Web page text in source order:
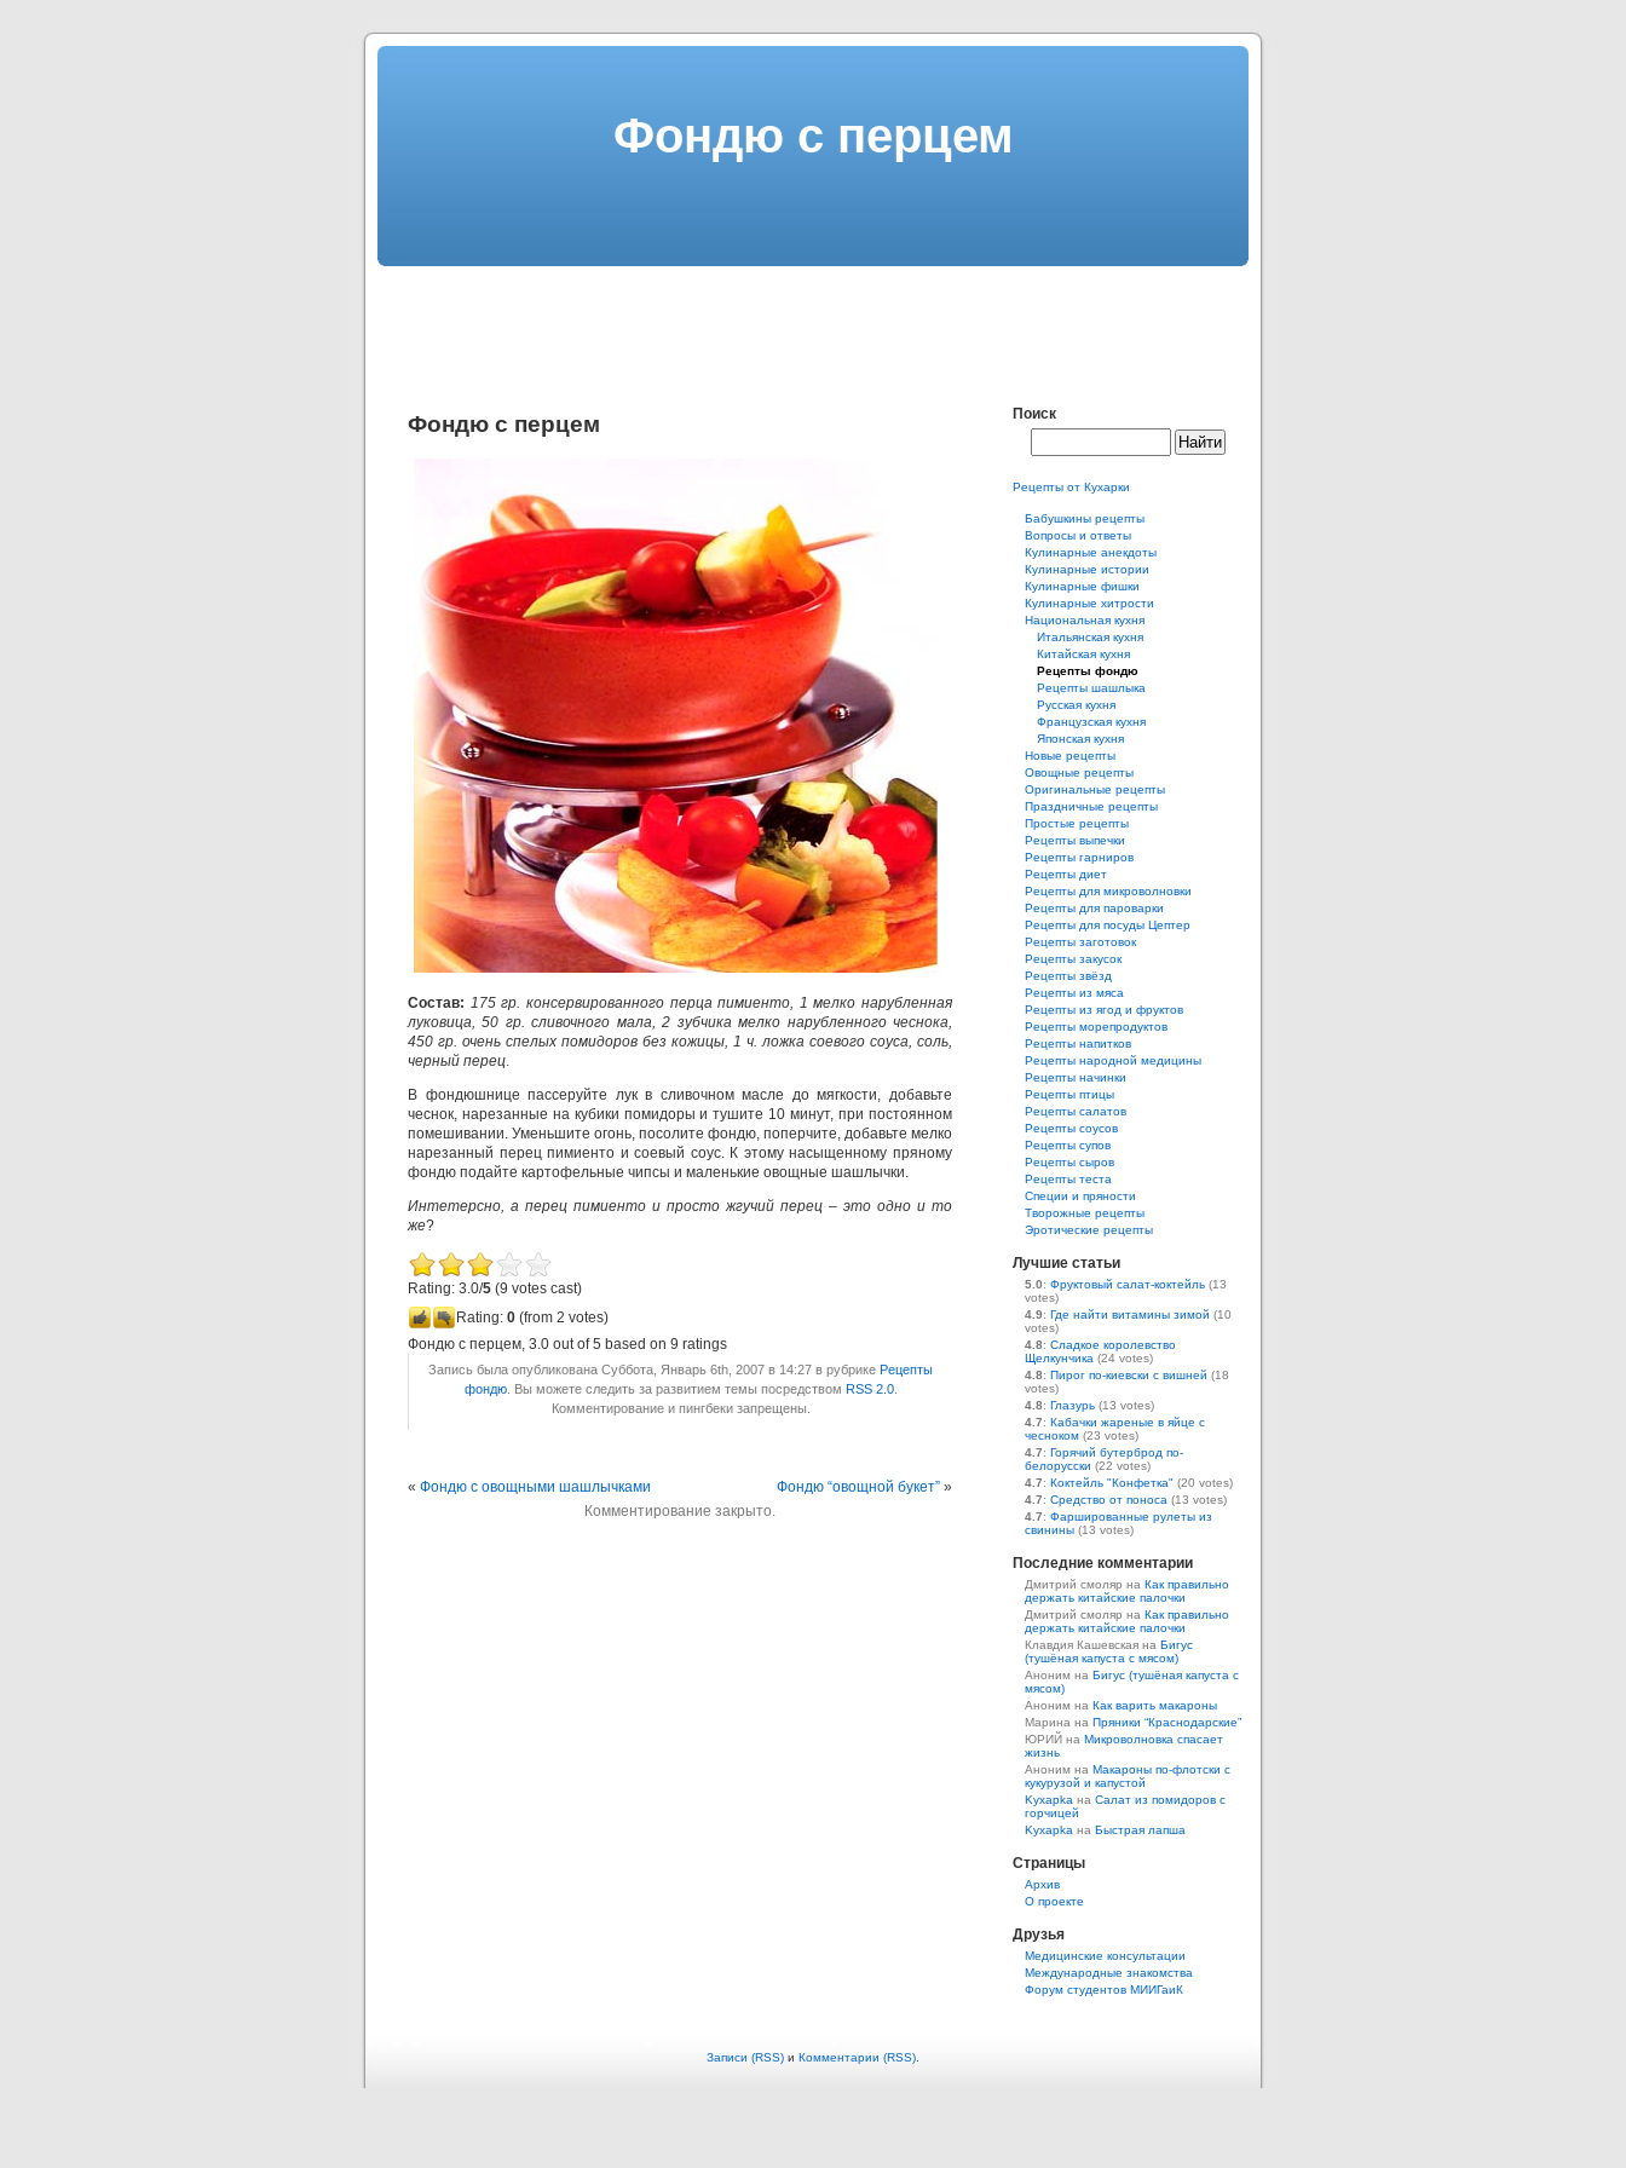
Фондю с перцем
Фондю с перцем
Состав: 175 гр. консервированного перца пимиенто, 1 мелко нарубленная
луковица, 50 гр. сливочного мала, 2 зубчика мелко нарубленного чеснока,
450 гр. очень спелых помидоров без кожицы, 1 ч. ложка соевого соуса, соль,
черный перец.
В фондюшнице пассеруйте лук в сливочном масле до мягкости, добавьте
чеснок, нарезанные на кубики помидоры и тушите 10 минут, при постоянном
помешивании. Уменьшите огонь, посолите фондю, поперчите, добавьте мелко
нарезанный перец пимиенто и соевый соус. К этому насыщенному пряному
фондю подайте картофельные чипсы и маленькие овощные шашлычки.
Интетерсно, а перец пимиенто и просто жгучий перец – это одно и то
же?
Rating: 3.0/5 (9 votes cast)
Rating: 0 (from 2 votes)
Фондю с перцем, 3.0 out of5 based on 9 ratings
Запись была опубликована Суббота, Январь 6th, 2007 в 14:27 в рубрике Рецепты
фондю. Вы можете следить за развитием темы посредством RSS 2.0.
Комментирование и пингбеки запрещены.
« Фондю с овощными шашлычками Фондю “овощной букет” »
Комментирование закрыто.
Поиск
Рецепты от Кухарки
Бабушкины рецепты
Вопросы и ответы
Кулинарные анекдоты
Кулинарные истории
Кулинарные фишки
Кулинарные хитрости
Национальная кухня
Итальянская кухня
Китайская кухня
Рецепты фондю
Рецепты шашлыка
Русская кухня
Французская кухня
Японская кухня
Новые рецепты
Овощные рецепты
Оригинальные рецепты
Праздничные рецепты
Простые рецепты
Рецепты выпечки
Рецепты гарниров
Рецепты диет
Рецепты для микроволновки
Рецепты для пароварки
Рецепты для посуды Цептер
Рецепты заготовок
Рецепты закусок
Рецепты звёзд
Рецепты из мяса
Рецепты из ягод и фруктов
Рецепты морепродуктов
Рецепты напитков
Рецепты народной медицины
Рецепты начинки
Рецепты птицы
Рецепты салатов
Рецепты соусов
Рецепты супов
Рецепты сыров
Рецепты теста
Специи и пряности
Творожные рецепты
Эротические рецепты
Лучшие статьи
5.0: Фруктовый салат-коктейль (13
votes)
4.9: Где найти витамины зимой (10
votes)
4.8: Сладкое королевство
Щелкунчика (24 votes)
4.8: Пирог по-киевски с вишней (18
votes)
4.8: Глазурь (13 votes)
4.7: Кабачки жареные в яйце с
чесноком (23 votes)
4.7: Горячий бутерброд по-
белорусски (22 votes)
4.7: Коктейль "Конфетка" (20 votes)
4.7: Средство от поноса (13 votes)
4.7: Фаршированные рулеты из
свинины (13 votes)
Последние комментарии
Дмитрий смоляр на Как правильно
держать китайские палочки
Дмитрий смоляр на Как правильно
держать китайские палочки
Клавдия Кашевская на Бигус
(тушёная капуста с мясом)
Аноним на Бигус (тушёная капуста с
мясом)
Аноним на Как варить макароны
Марина на Пряники “Краснодарские”
ЮРИЙ на Микроволновка спасает
жизнь
Аноним на Макароны по-флотски с
кукурузой и капустой
Kyxapka на Салат из помидоров с
горчицей
Kyxapka на Быстрая лапша
Страницы
Aрхив
О проекте
Друзья
Медицинские консультации
Международные знакомства
Форум студентов МИИГаиК
Записи (RSS) и Комментарии (RSS)